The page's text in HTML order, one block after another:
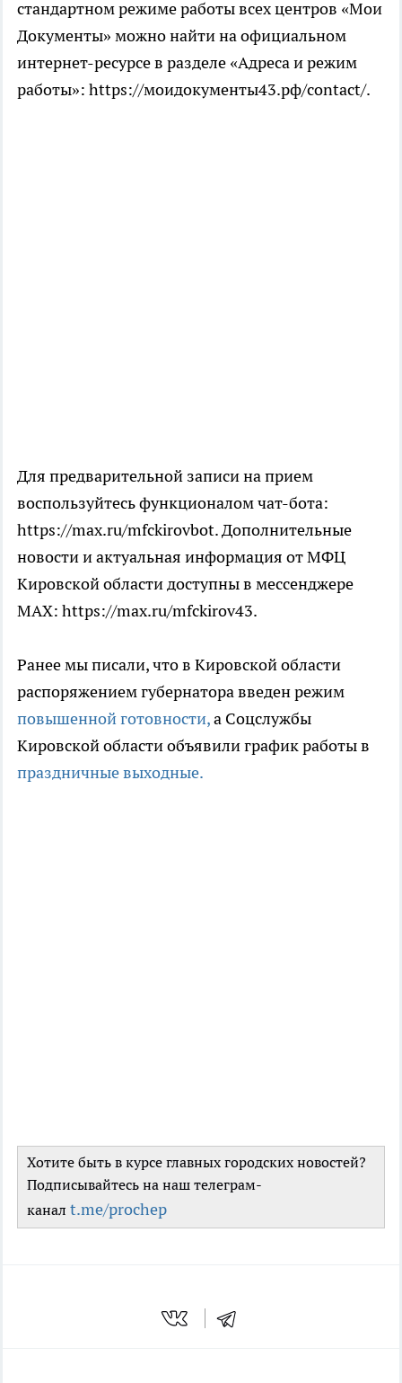
стандартном режиме работы всех центров «Мои
Документы» можно найти на официальном
интернет-ресурсе в разделе «Адреса и режим
работы»: https://моидокументы43.рф/contact/.
Для предварительной записи на прием
воспользуйтесь функционалом чат-бота:
https://max.ru/mfckirovbot. Дополнительные
новости и актуальная информация от МФЦ
Кировской области доступны в мессенджере
MAX: https://max.ru/mfckirov43.
Ранее мы писали, что в Кировской области
распоряжением губернатора введен режим
повышенной готовности,а Соцслужбы
Кировской области объявили график работы в
праздничные выходные.
Хотите быть в курсе главных городских новостей?
Подписывайтесь на наш телеграм-
канал t.me/prochep